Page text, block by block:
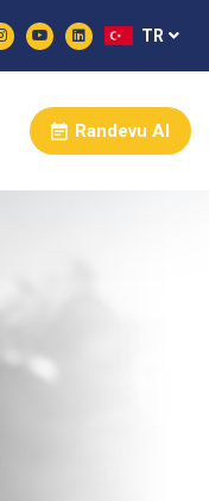
TR
Randevu Al